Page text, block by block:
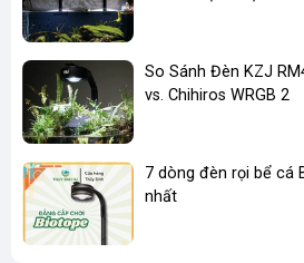
So Sánh Đèn KZJ
vs. Chihiros WRGB 2
7 dòng đèn rọi bể cá
nhất